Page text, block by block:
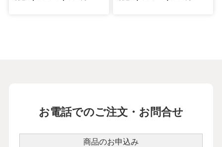
お電話でのご注文・お問合せ
商品のお申込み